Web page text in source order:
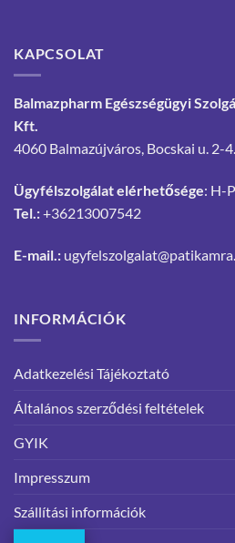
KAPCSOLAT
Balmazpharm Egészségügyi
Kft.
4060 Balmazújváros, Bocskai u. 2-4.
Ügyfélszolgálat elérhetősége: H-
Tel.:+36213007542
E-mail.:
INFORMÁCIÓK
Adatkezelési Tájékoztató
Általános szerződési feltételek
GYIK
Impresszum
Szállítási információk